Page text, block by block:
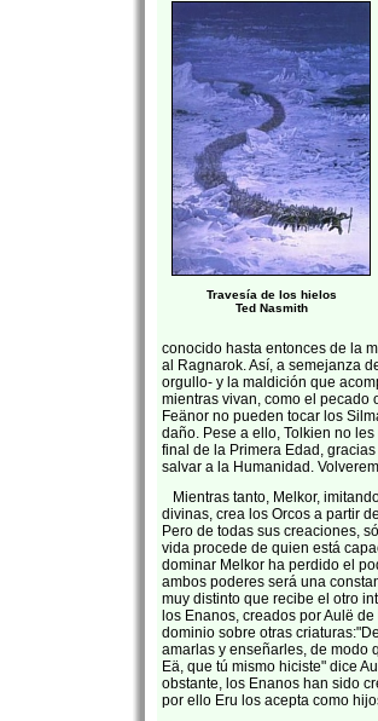
Travesía de los hielos
Ted Nasmith
conocido hasta entonces de la
al Ragnarok. Así, a semejanza
orgullo- y la maldición que
mientras vivan, como el pecado
Feänor no pueden tocar los
daño. Pese a ello, Tolkien no
final de la Primera Edad,
salvar a la Humanidad.
Mientras tanto, Melkor,
divinas, crea los Orcos a partir
Pero de todas sus creaciones,
vida procede de quien está
dominar Melkor ha perdido el
ambos poderes será una
muy distinto que recibe el otro
los Enanos, creados por Aulë
dominio sobre otras
amarlas y enseñarles, de modo
Eä, que tú mismo hiciste" dice
obstante, los Enanos han sido
por ello Eru los acepta como